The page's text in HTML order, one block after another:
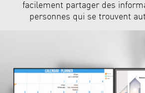
facilement partager des
personnes qui se trouvent